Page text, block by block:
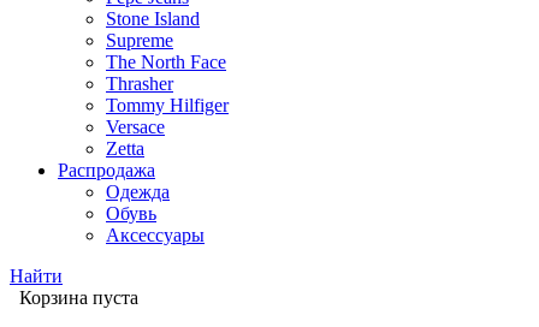
Stone Island
Supreme
The North Face
Thrasher
Tommy Hilfiger
Versace
Zetta
Распродажа
Одежда
Обувь
Аксессуары
Найти
Корзина пуста